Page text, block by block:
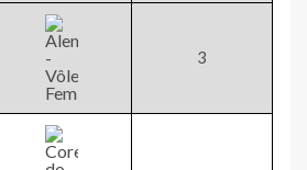
​3